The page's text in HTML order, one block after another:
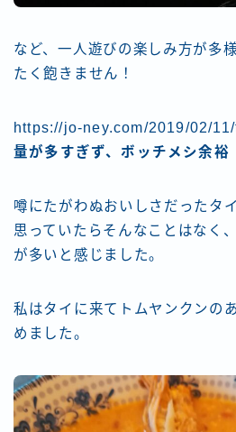
など、一人遊びの楽しみ方が多
たく飽きません！
https://jo-ney.com/2019/02/
量が多すぎず、ボッチメシ余裕
噂にたがわぬおいしさだったタ
思っていたらそんなことはなく
が多いと感じました。
私はタイに来てトムヤンクンの
めました。